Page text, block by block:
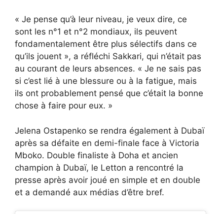
« Je pense qu’à leur niveau, je veux dire, ce
sont les n°1 et n°2 mondiaux, ils peuvent
fondamentalement être plus sélectifs dans ce
qu’ils jouent », a réfléchi Sakkari, qui n’était pas
au courant de leurs absences. « Je ne sais pas
si c’est lié à une blessure ou à la fatigue, mais
ils ont probablement pensé que c’était la bonne
chose à faire pour eux. »
Jelena Ostapenko se rendra également à Dubaï
après sa défaite en demi-finale face à Victoria
Mboko. Double finaliste à Doha et ancien
champion à Dubaï, le Letton a rencontré la
presse après avoir joué en simple et en double
et a demandé aux médias d’être bref.